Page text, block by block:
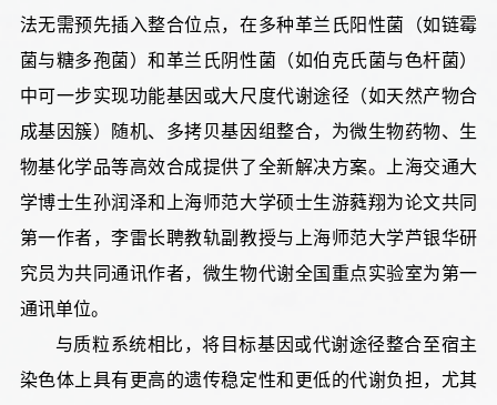
法无需预先插入整合位点，在多种革兰氏阳性菌（如链霉
菌与糖多孢菌）和革兰氏阴性菌（如伯克氏菌与色杆菌）
中可一步实现功能基因或大尺度代谢途径（如天然产物合
成基因簇）随机、多拷贝基因组整合，为微生物药物、生
物基化学品等高效合成提供了全新解决方案。上海交通大
学博士生孙润泽和上海师范大学硕士生游蕤翔为论文共同
第一作者，李雷长聘教轨副教授与上海师范大学芦银华研
究员为共同通讯作者，微生物代谢全国重点实验室为第一
通讯单位。
与质粒系统相比，将目标基因或代谢途径整合至宿主
染色体上具有更高的遗传稳定性和更低的代谢负担，尤其